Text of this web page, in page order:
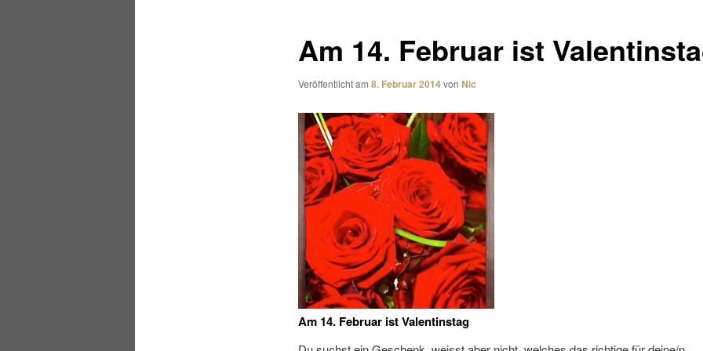
Am 14. Februar ist
Veröffentlicht am 8. Februar 2014von Nic
Am 14. Februar ist Valentinstag